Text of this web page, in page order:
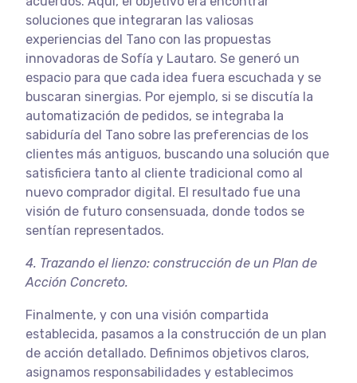
soluciones que integraran las valiosas
experiencias del Tano con las propuestas
innovadoras de Sofía y Lautaro. Se generó un
espacio para que cada idea fuera escuchada y se
buscaran sinergias. Por ejemplo, si se discutía la
automatización de pedidos, se integraba la
sabiduría del Tano sobre las preferencias de los
clientes más antiguos, buscando una solución que
satisficiera tanto al cliente tradicional como al
nuevo comprador digital. El resultado fue una
visión de futuro consensuada, donde todos se
sentían representados.
4. Trazando el lienzo: construcción de un Plan de
Acción Concreto.
Finalmente, y con una visión compartida
establecida, pasamos a la construcción de un plan
de acción detallado. Definimos objetivos claros,
asignamos responsabilidades y establecimos